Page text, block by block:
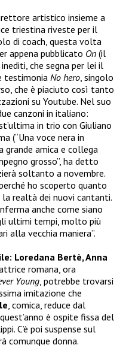
artistico insieme a
triestina riveste per il
di coach, questa volta
appena pubblicato On (il
che segna per lei il
testimonia No hero , singolo
che è piaciuto così tanto
su Youtube. Nel suo
canzoni in italiano:
in trio con Giuliano
(“Una voce nera in
grande amica e collega
grosso”, ha detto
soltanto a novembre.
ho scoperto quanto
realtà dei nuovi cantanti.
anche come siano
ultimi tempi, molto più
alla vecchia maniera”.
Loredana Bertè, Anna
romana, ora
Young , potrebbe trovarsi
imitazione che
, comica, reduce dal
è ospite fissa del
C’è poi suspense sul
comunque donna.